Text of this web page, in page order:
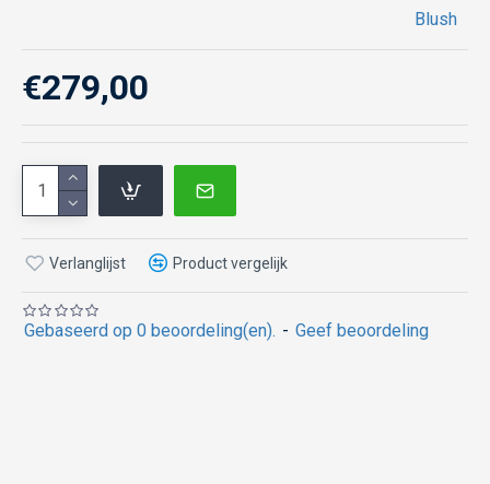
Blush
Gebaseerd op 0 beoordeling(en). - Geef beoordeling
€279,00
Verlanglijst Product vergelijk